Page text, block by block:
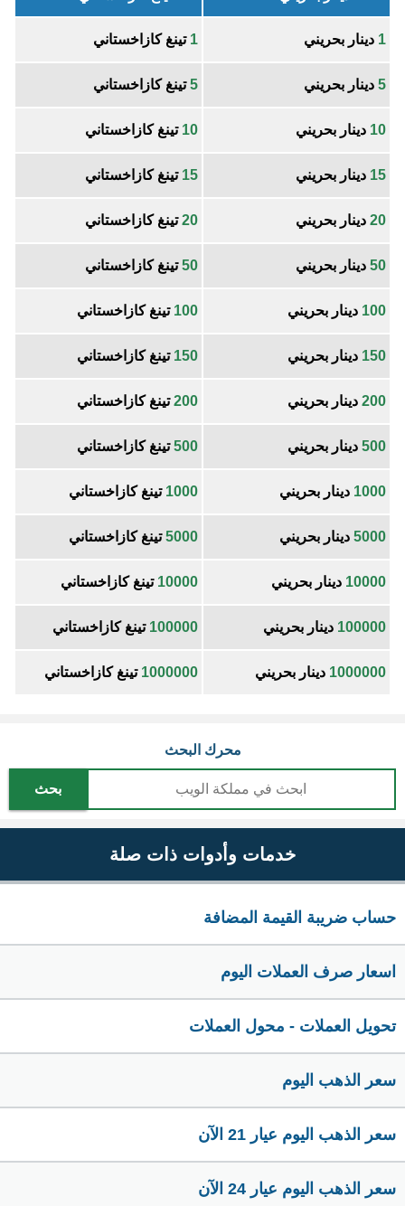
1 دينار بحريني 1 تينغ كازاخستاني
5 دينار بحريني 5تينغ كازاخستاني
10 دينار بحريني 10 تينغ كازاخستاني
15 دينار بحريني 15 تينغ كازاخستاني
20 دينار بحريني 20تينغ كازاخستاني
50 دينار بحريني 50تينغ كازاخستاني
100 دينار بحريني 100 تينغ كازاخستاني
150 دينار بحريني 150 تينغ كازاخستاني
200 دينار بحريني 200تينغ كازاخستاني
500 دينار بحريني 500تينغ كازاخستاني
1000 دينار بحريني 1000 تينغ كازاخستاني
5000 دينار بحريني 5000تينغ كازاخستاني
10000 دينار بحريني 10000 تينغ كازاخستاني
100000 دينار بحريني 100000 تينغ كازاخستاني
1000000 دينار بحريني 1000000 تينغ كازاخستاني
محرك البحث
بحث
خدمات وأدوات ذات صلة
حساب ضريبة القيمة المضافة
اسعار صرف العملات اليوم
تحويل العملات - محول العملات
سعر الذهب اليوم
سعر الذهب اليوم عيار 21 الآن
سعر الذهب اليوم عيار 24 الآن